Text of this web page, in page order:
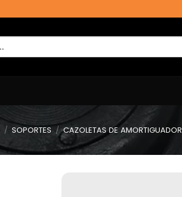
/ SOPORTES / CAZOLETAS DE AMORTIGUADOR